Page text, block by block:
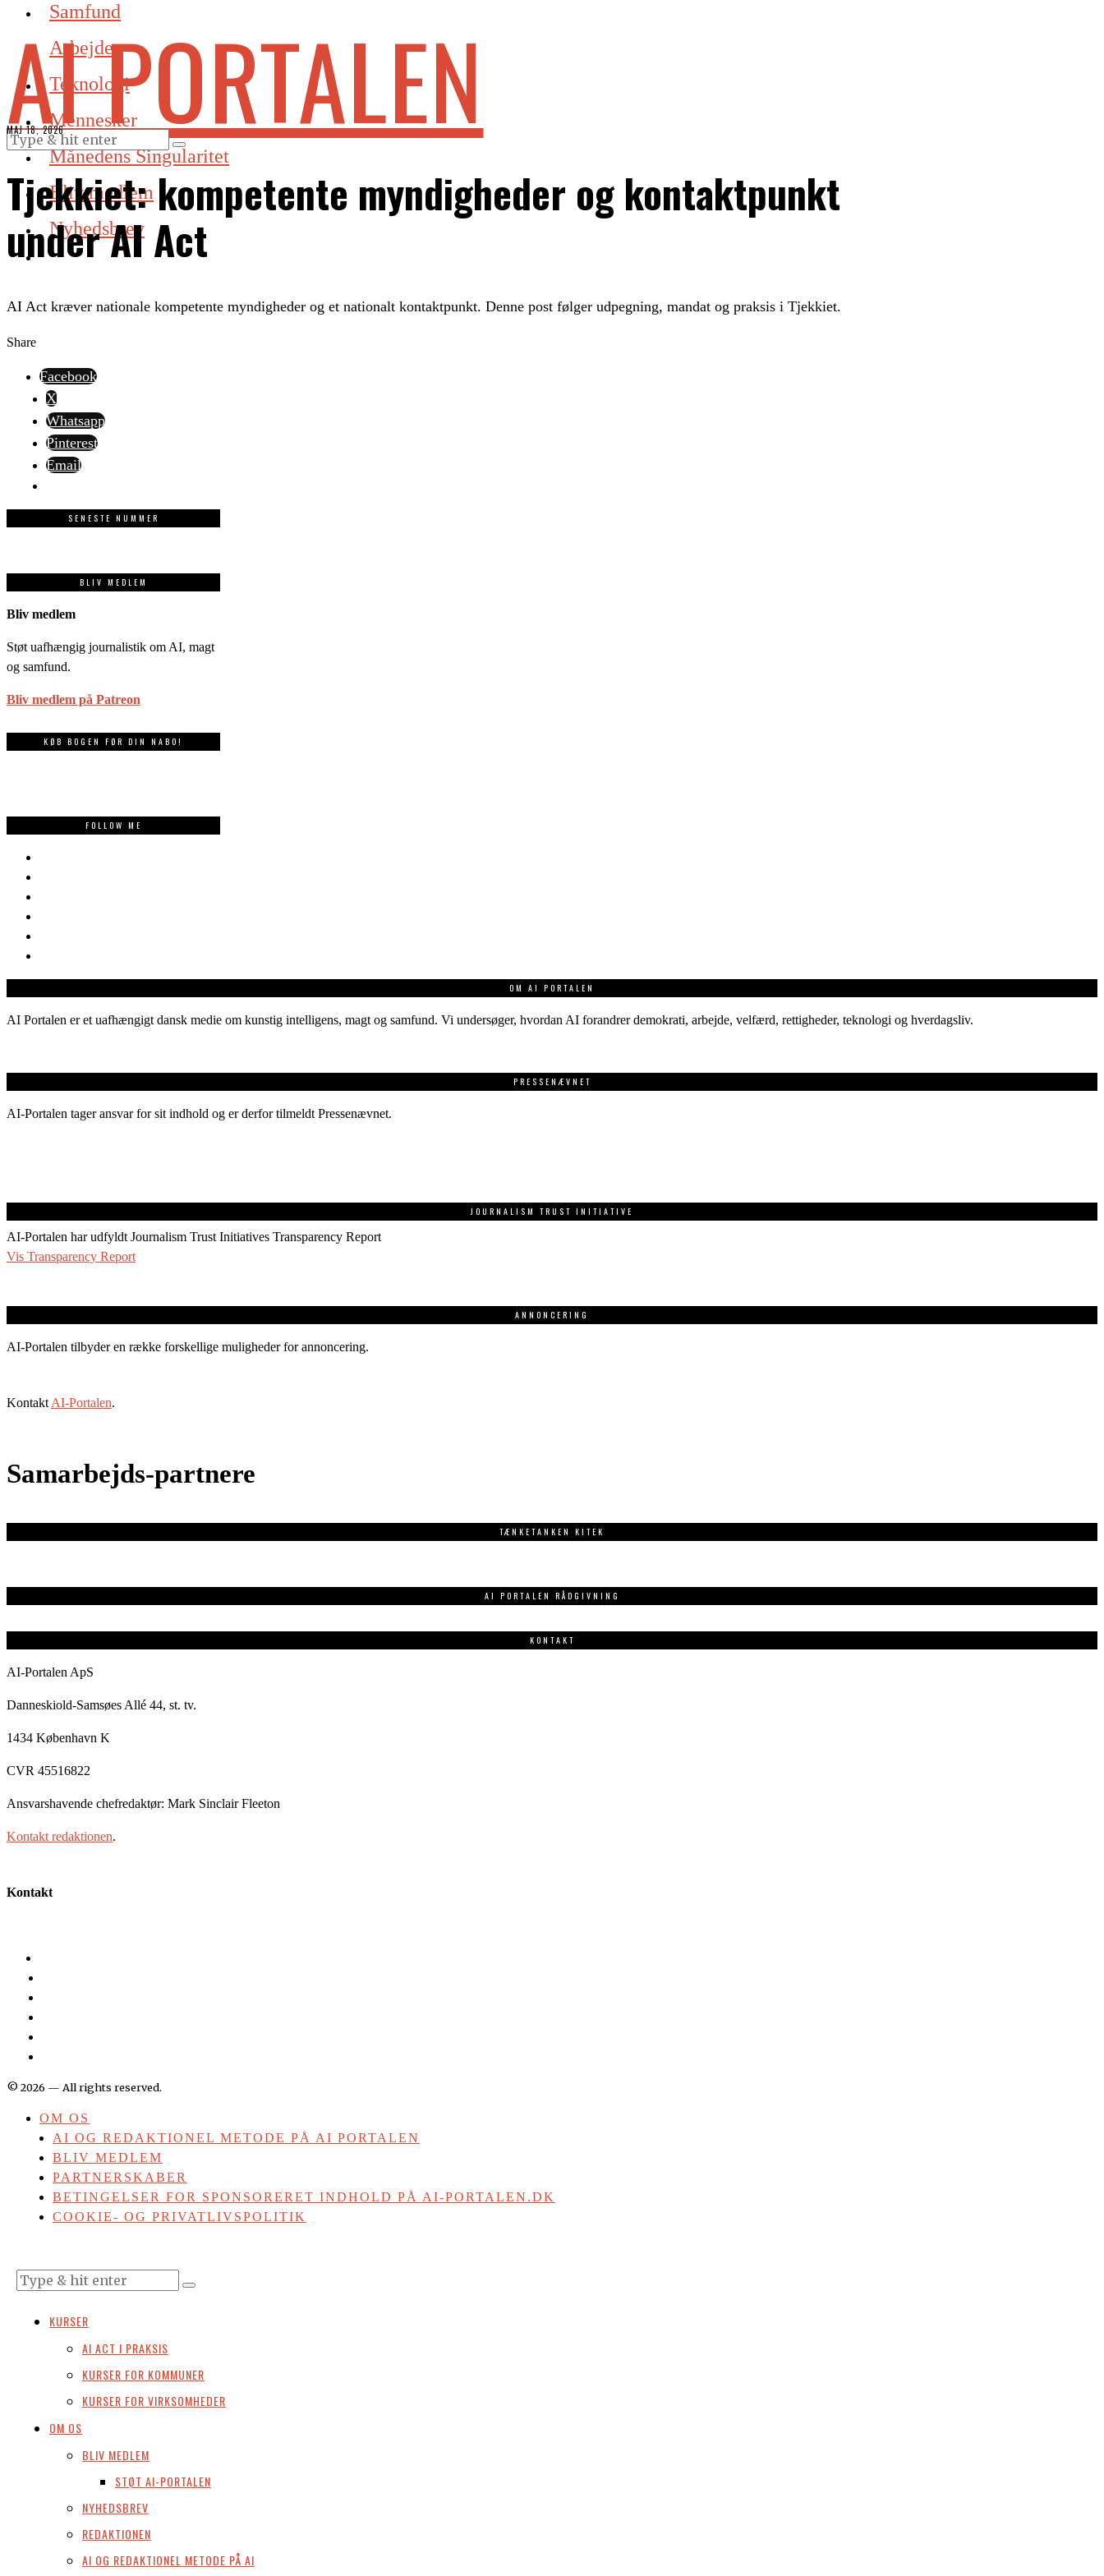
Samfund
Arbejde
Teknologi
Mennesker
Månedens Singularitet
Bliv medlem
Nyhedsbrev
AI PORTALEN
MAJ 18, 2026
Tjekkiet: kompetente myndigheder og kontaktpunkt
under AI Act
AI Act kræver nationale kompetente myndigheder og et nationalt kontaktpunkt. Denne post følger udpegning, mandat og praksis i Tjekkiet.
Share
Facebook
X
Whatsapp
Pinterest
Email
SENESTE NUMMER
BLIV MEDLEM
Bliv medlem
Støt uafhængig journalistik om AI, magt
og samfund.
Bliv medlem på Patreon
KØB BOGEN FØR DIN NABO!
FOLLOW ME
OM AI PORTALEN
AI Portalen er et uafhængigt dansk medie om kunstig intelligens, magt og samfund. Vi undersøger, hvordan AI forandrer demokrati, arbejde, velfærd, rettigheder, teknologi og hverdagsliv.
PRESSENÆVNET
AI-Portalen tager ansvar for sit indhold og er derfor tilmeldt Pressenævnet.
JOURNALISM TRUST INITIATIVE
AI-Portalen har udfyldt Journalism Trust Initiatives Transparency Report
Vis Transparency Report
ANNONCERING
AI-Portalen tilbyder en række forskellige muligheder for annoncering.
Kontakt AI-Portalen.
Samarbejds-partnere
TÆNKETANKEN KITEK
AI PORTALEN RÅDGIVNING
KONTAKT
AI-Portalen ApS
Danneskiold-Samsøes Allé 44, st. tv.
1434 København K
CVR 45516822
Ansvarshavende chefredaktør: Mark Sinclair Fleeton
Kontakt redaktionen.
Kontakt
©2026 — All rights reserved.
OM OS
AI OG REDAKTIONEL METODE PÅ AI PORTALEN
BLIV MEDLEM
PARTNERSKABER
BETINGELSER FOR SPONSORERET INDHOLD PÅ AI-PORTALEN.DK
COOKIE- OG PRIVATLIVSPOLITIK
KURSER
AI ACT I PRAKSIS
KURSER FOR KOMMUNER
KURSER FOR VIRKSOMHEDER
OM OS
BLIV MEDLEM
STØT AI-PORTALEN
NYHEDSBREV
REDAKTIONEN
AI OG REDAKTIONEL METODE PÅ AI